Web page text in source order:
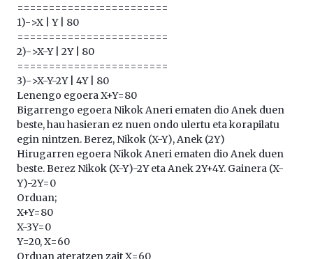
========================
1)->X | Y | 80
========================
2)->X-Y | 2Y | 80
========================
3)->X-Y-2Y | 4Y | 80
Lenengo egoera X+Y=80
Bigarrengo egoera Nikok Aneri ematen dio Anek duen
beste, hau hasieran ez nuen ondo ulertu eta korapilatu
egin nintzen. Berez, Nikok (X-Y), Anek (2Y)
Hirugarren egoera Nikok Aneri ematen dio Anek duen
beste. Berez Nikok (X-Y)-2Y eta Anek 2Y+4Y. Gainera (X-
Y)-2Y=0
Orduan;
X+Y=80
X-3Y=0
Y=20, X=60